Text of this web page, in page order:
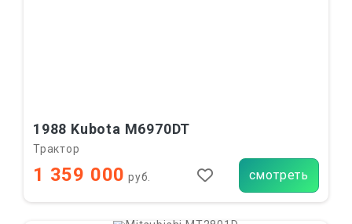
1988 Kubota M6970DT
Трактор
1 359 000 руб. смотреть